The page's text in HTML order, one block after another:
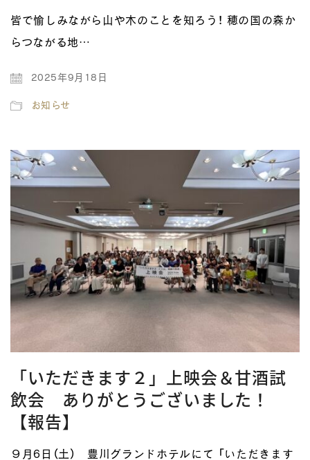
皆で愉しみながら山や木のことを知ろう！ 穂の国の森か
らつながる地…
2025年9月18日
お知らせ
「いただきます２」上映会＆甘酒試
飲会 ありがとうございました！
【報告】
９月6日（土） 豊川グランドホテルにて 「いただきます